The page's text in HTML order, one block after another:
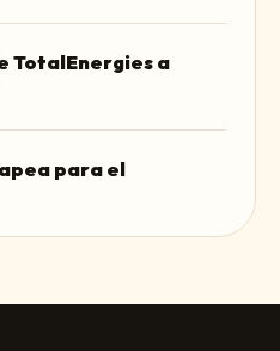
TotalEnergies a
para el